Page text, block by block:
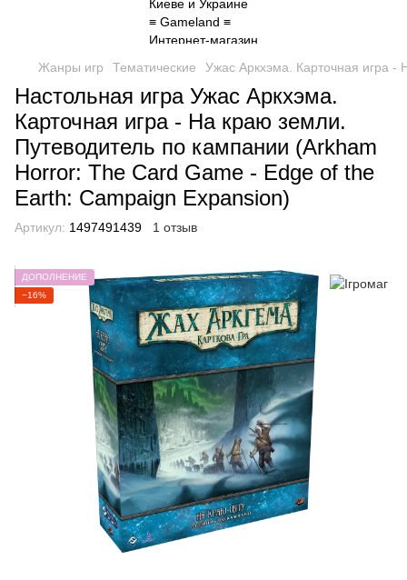
Жанры игр Тематические Ужас Аркхэма. Карточная игра
Настольная игра Ужас Аркхэма.
Карточная игра - На краю земли.
Путеводитель по кампании (Arkham
Horror: The Card Game - Edge of the
Earth: Campaign Expansion)
Артикул: 1497491439 1 отзыв
ДОПОЛНЕНИЕ
−16%